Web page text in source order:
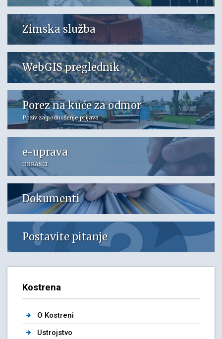
Zimska služba
WebGIS preglednik
Porez na kuće za odmor
Poziv za podnošenje prijava
e-uprava
OBRASCI
Dokumenti
Postavite pitanje
Kostrena
O Kostreni
Ustrojstvo